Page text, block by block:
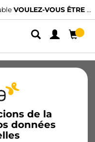
VOULEZ-VOUS ÊTRE CLIENT ?
de la
données
Montage
Présentoirs